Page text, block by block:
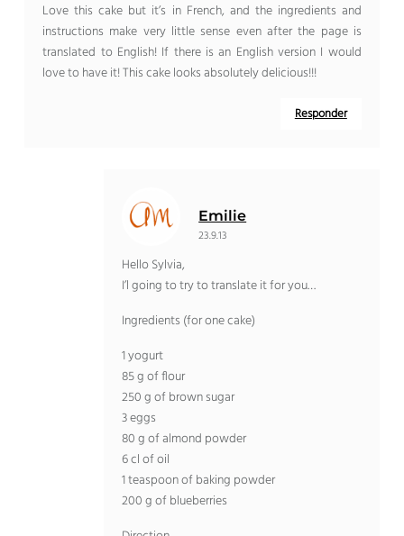
Love this cake but it’s in French, and the ingredients and
instructions make very little sense even after the page is
translated to English! If there is an English version I would
love to have it!This cake looks absolutely delicious!!!
Responder
Emilie
23.9.13
Hello Sylvia,
I’l going to try to translate it for you…
Ingredients (for one cake)
1yogurt
85g of flour
250g of brown sugar
3eggs
80g of almond powder
6cl of oil
1teaspoon of baking powder
200g of blueberries